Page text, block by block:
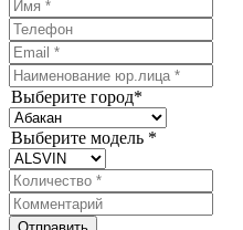
Выберите город*
Выберите модель *